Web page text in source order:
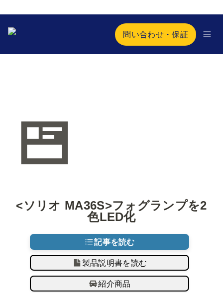
問い合わせ・保証
<ソリオ MA36S>フォグランプを2
色LED化
記事を読む
製品説明書を読む
紹介商品